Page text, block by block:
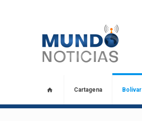
Cartagena Bolívar